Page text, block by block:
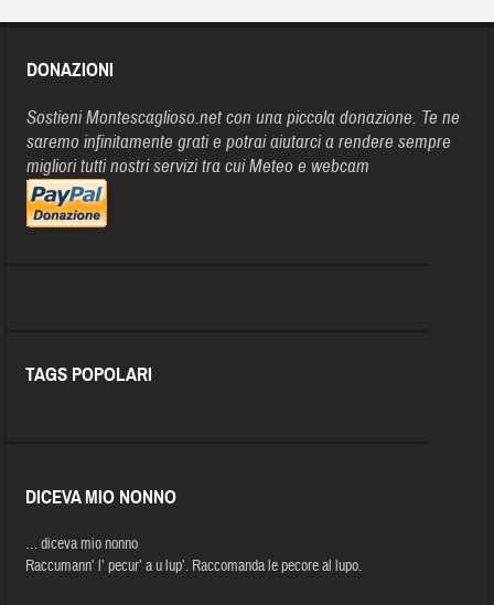
DONAZIONI
Sostieni Montescaglioso.net con una piccola donazione. Te ne
saremo infinitamente grati e potrai aiutarci a rendere sempre
migliori tutti nostri servizi tra cui Meteo e webcam
TAGS POPOLARI
DICEVA MIO NONNO
… diceva mio nonno
Raccumann’ l’ pecur’ a u lup’. Raccomanda le pecore al lupo.